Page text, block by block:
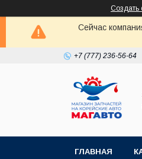
Создать
Сейчас
+7 (777) 236-56-64
ГЛАВНАЯ